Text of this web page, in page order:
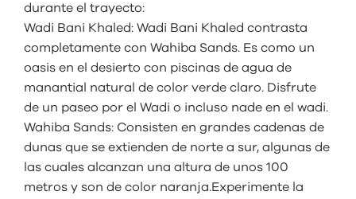
durante el trayecto:
Wadi Bani Khaled: Wadi Bani Khaled contrasta
completamente con Wahiba Sands. Es como un
oasis en el desierto con piscinas de agua de
manantial natural de color verde claro. Disfrute
de un paseo por el Wadi o incluso nade en el wadi.
Wahiba Sands: Consisten en grandes cadenas de
dunas que se extienden de norte a sur, algunas de
las cuales alcanzan una altura de unos 100
metros y son de color naranja.Experimente la